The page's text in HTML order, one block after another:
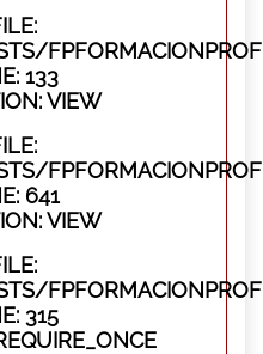
133
VIEW
641
VIEW
315